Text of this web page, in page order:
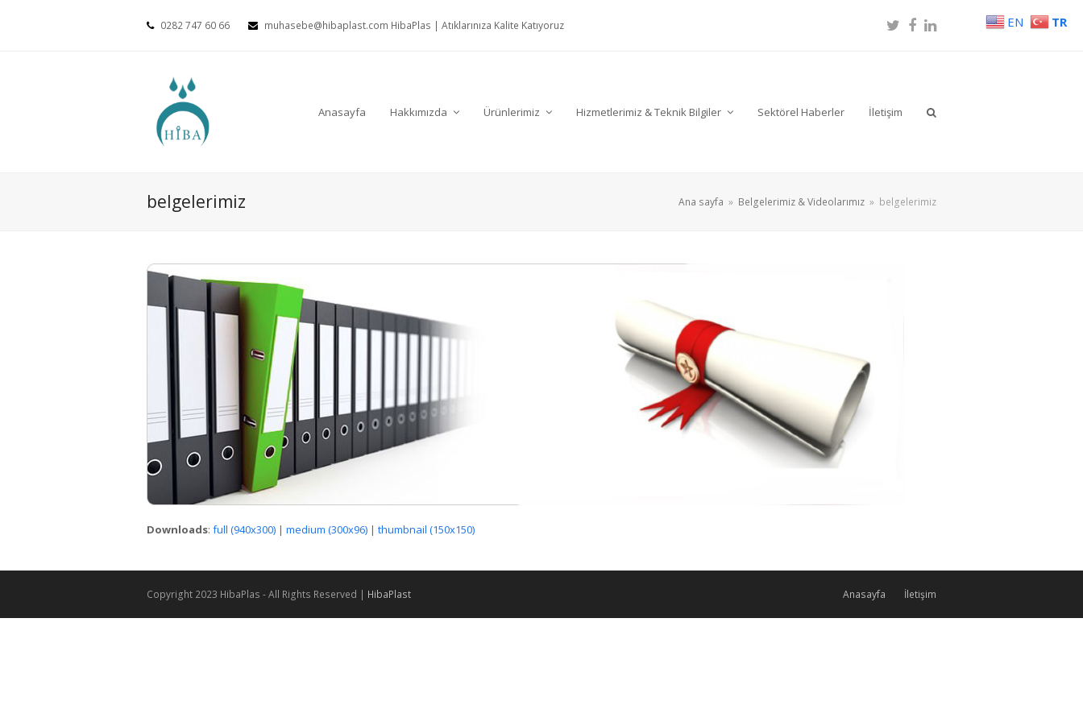
0282 747 60 66 muhasebe@hibaplast.com HibaPlas | Atıklarınıza Kalite Katıyoruz Twitter
Facebook
LinkedIn
Anasayfa Hakkımızda Ürünlerimiz Hizmetlerimiz & Teknik Bilgiler Sektörel Haberler İletişim
belgelerimiz Ana sayfa » Belgelerimiz & Videolarımız » belgelerimiz
Downloads: full (940x300) | medium (300x96) | thumbnail (150x150)
Copyright 2023 HibaPlas - All Rights Reserved | HibaPlast Anasayfa İletişim
EN TR